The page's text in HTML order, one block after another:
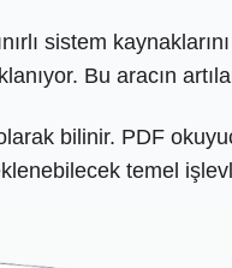
sistem
Bu aracın
bilinir. PDF
temel